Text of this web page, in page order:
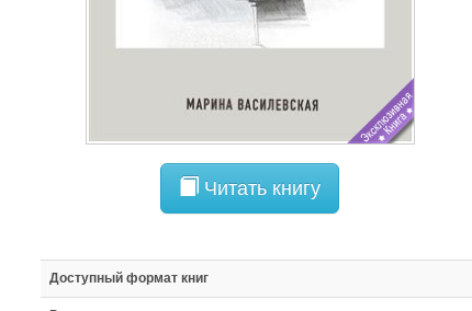
Читать книгу
Доступный формат книг